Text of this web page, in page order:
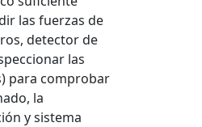
las fuerzas de
detector de
las
para comprobar
la
y sistema